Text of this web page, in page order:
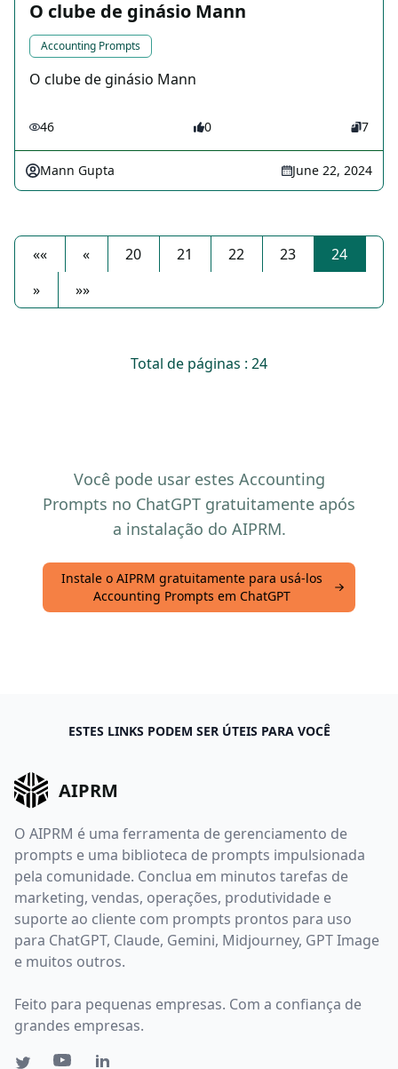
O clube de ginásio Mann
Accounting Prompts
O clube de ginásio Mann
46 0 7
Mann Gupta June 22, 2024
«« « 20 21 22 23
24
»
»»
Total de páginas : 24
Você pode usar estes Accounting
Prompts no ChatGPT gratuitamente após
a instalação do AIPRM.
Instale o AIPRM gratuitamente para usá-los
Accounting Prompts em ChatGPT
ESTES LINKS PODEM SER ÚTEIS PARA VOCÊ
AIPRM
O AIPRM é uma ferramenta de gerenciamento de
prompts e uma biblioteca de prompts impulsionada
pela comunidade. Conclua em minutos tarefas de
marketing, vendas, operações, produtividade e
suporte ao cliente com prompts prontos para uso
para ChatGPT, Claude, Gemini, Midjourney, GPT Image
e muitos outros.
Feito para pequenas empresas. Com a confiança de
grandes empresas.